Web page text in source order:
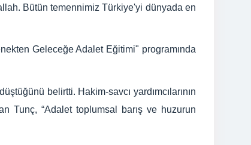
Bütün temennimiz Türkiye'yi dünyada en
Geleceğe Adalet Eğitimi" programında
belirtti. Hakim-savcı yardımcılarının
Tunç, “Adalet toplumsal barış ve huzurun